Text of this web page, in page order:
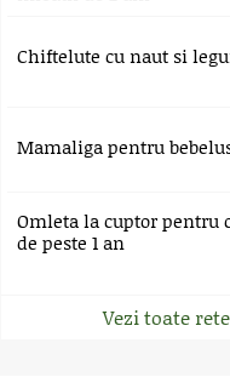
Chiftelute cu naut si
Mamaliga pentru
Omleta la cuptor pentru
de peste 1 an
Vezi toate